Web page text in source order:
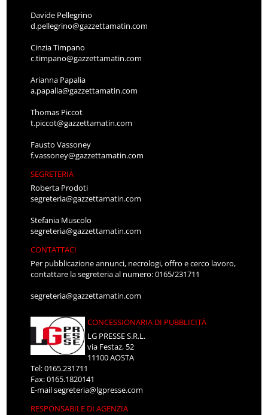
Davide Pellegrino
d.pellegrino@gazzettamatin.com
Cinzia Timpano
c.timpano@gazzettamatin.com
Arianna Papalia
a.papalia@gazzettamatin.com
Thomas Piccot
t.piccot@gazzettamatin.com
Fausto Vassoney
f.vassoney@gazzettamatin.com
SEGRETERIA
Roberta Prodoti
segreteria@gazzettamatin.com
Stefania Muscolo
segreteria@gazzettamatin.com
CONTATTACI
Per pubblicazione annunci, necrologi, offro e cerco lavoro,
contattare la segreteria al numero: 0165/231711
segreteria@gazzettamatin.com
CONCESSIONARIA DI PUBBLICITÀ
LG PRESSE S.R.L.
via Festaz, 52
11100 AOSTA
Tel: 0165.231711
Fax: 0165.1820141
E-mailsegreteria@lgpresse.com
RESPONSABILE DI AGENZIA